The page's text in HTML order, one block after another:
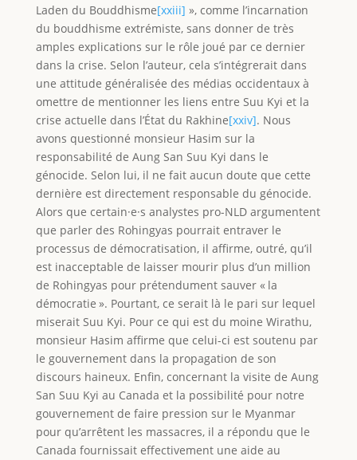
Laden du Bouddhisme[xxiii] », comme l’incarnation
du bouddhisme extrémiste, sans donner de très
amples explications sur le rôle joué par ce dernier
dans la crise. Selon l’auteur, cela s’intégrerait dans
une attitude généralisée des médias occidentaux à
omettre de mentionner les liens entre Suu Kyi et la
crise actuelle dans l’État du Rakhine[xxiv]. Nous
avons questionné monsieur Hasim sur la
responsabilité de Aung San Suu Kyi dans le
génocide. Selon lui, il ne fait aucun doute que cette
dernière est directement responsable du génocide.
Alors que certain·e·s analystes pro-NLD argumentent
que parler des Rohingyas pourrait entraver le
processus de démocratisation, il affirme, outré, qu’il
est inacceptable de laisser mourir plus d’un million
de Rohingyas pour prétendument sauver « la
démocratie ». Pourtant, ce serait là le pari sur lequel
miserait Suu Kyi. Pour ce qui est du moine Wirathu,
monsieur Hasim affirme que celui-ci est soutenu par
le gouvernement dans la propagation de son
discours haineux. Enfin, concernant la visite de Aung
San Suu Kyi au Canada et la possibilité pour notre
gouvernement de faire pression sur le Myanmar
pour qu’arrêtent les massacres, il a répondu que le
Canada fournissait effectivement une aide au